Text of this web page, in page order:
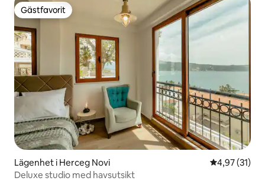
Gästfavorit
Gästfavorit
Lägenhet i Herceg Novi 4,97 av 5 i
4,97 (31)
Deluxe studio med havsutsikt